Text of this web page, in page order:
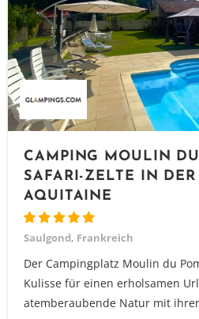
CAMPING MOULIN
SAFARI-ZELTE IN
AQUITAINE
Saulgond, Frankreich
Der Campingplatz Moulin du
Kulisse für einen erholsamen
atemberaubende Natur mit